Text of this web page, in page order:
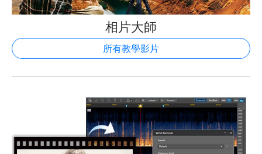
相片大師
所有教學影片